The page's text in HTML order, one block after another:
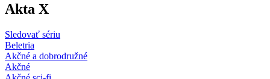
Akta X
Sledovať sériu
Beletria
Akčné a dobrodružné
Akčné